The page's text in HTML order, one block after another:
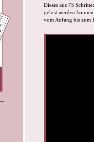
Dieses aus 75
gelöst werden
vom Anfang bis zum